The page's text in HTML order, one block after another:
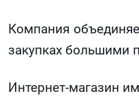
Компания
закупках большими
Интернет-магазин